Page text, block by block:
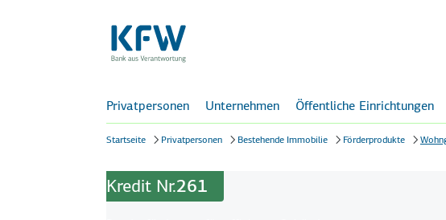
Privatpersonen Unternehmen Öffentliche Einrichtungen
Startseite Privatpersonen Bestehende Immobilie Förderprodukte
Kredit Nr.261